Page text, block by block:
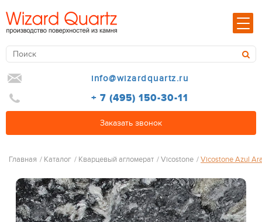
info@wizardquartz.ru
+ 7 (495) 150-30-11
Заказать звонок
Главная / Каталог / Кварцевый агломерат /Vicostone /Vicostone Azul